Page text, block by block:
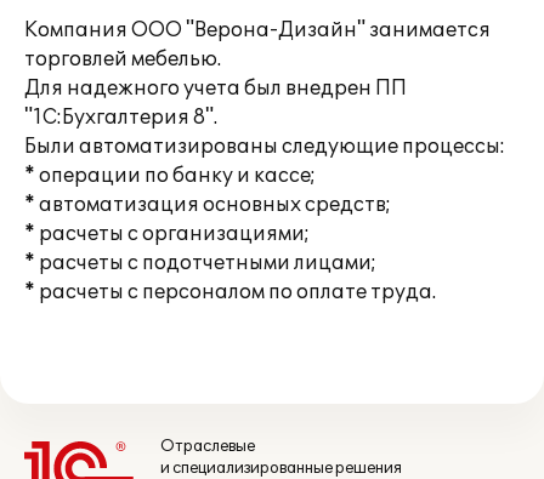
Компания ООО "Верона-Дизайн" занимается
торговлей мебелью.
Для надежного учета был внедрен ПП
"1С:Бухгалтерия 8".
Были автоматизированы следующие процессы:
* операции по банку и кассе;
* автоматизация основных средств;
* расчеты с организациями;
* расчеты с подотчетными лицами;
* расчеты с персоналом по оплате труда.
Отраслевые
и специализированные решения